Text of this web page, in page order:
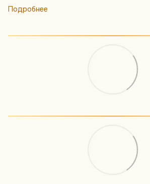
Подробнее